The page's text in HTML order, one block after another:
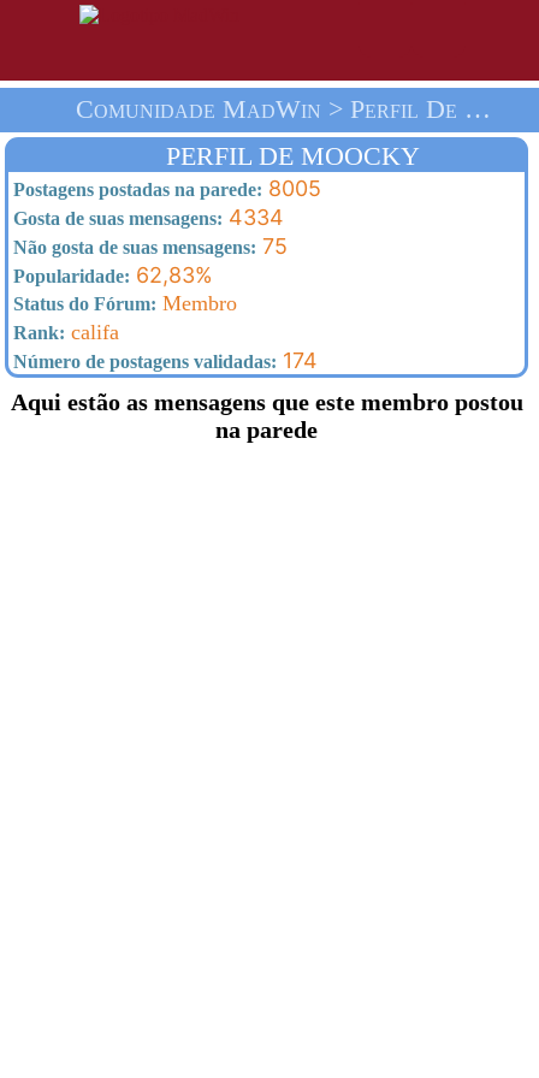
Comunidade MadWin > Perfil De Moocky > Homepage
PERFIL DE MOOCKY
Postagens postadas na parede: 8005
Gosta de suas mensagens: 4334
Não gosta de suas mensagens: 75
Popularidade: 62,83%
Status do Fórum: Membro
Rank: califa
Número de postagens validadas: 174
Aqui estão as mensagens que este membro postou
na parede